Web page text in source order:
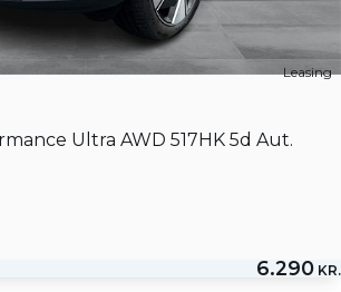
Leasing
Ultra AWD 517HK 5d Aut.
6.290 KR.